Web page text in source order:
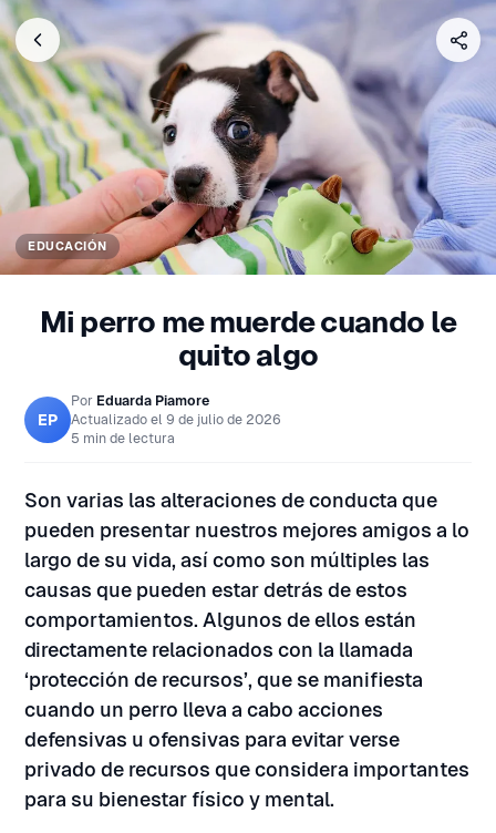
EDUCACIÓN
Mi perro me muerde cuando le
quito algo
EP
Por Eduarda Piamore
Actualizado el 9 de julio de 2026
5 min de lectura
Son varias las alteraciones de conducta que
pueden presentar nuestros mejores amigos a lo
largo de su vida, así como son múltiples las
causas que pueden estar detrás de estos
comportamientos. Algunos de ellos están
directamente relacionados con la llamada
‘protección de recursos’, que se manifiesta
cuando un perro lleva a cabo acciones
defensivas u ofensivas para evitar verse
privado de recursos que considera importantes
para su bienestar físico y mental.